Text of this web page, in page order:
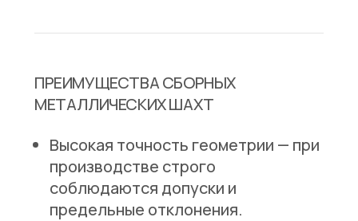
ПРЕИМУЩЕСТВА СБОРНЫХ
МЕТАЛЛИЧЕСКИХ ШАХТ
Высокая точность геометрии — при
производстве строго
соблюдаются допуски и
предельные отклонения.